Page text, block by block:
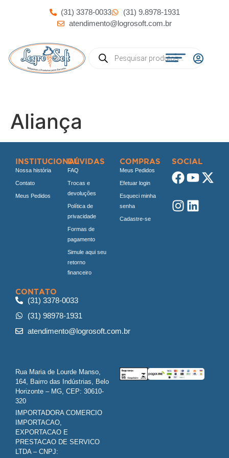
(31) 3378-0033
(31) 9.8978-1931
atendimento@logrosoft.com.br
Aliança
INSTITUCIONAL
Nossa história
Contato
Meus Pedidos
DÚVIDAS
FAQ
Trocas e
devoluções
Política de
privacidade
Formas de
pagamento
Simule aqui seu
retorno
financeiro
COMPRAS
Meus Pedidos
Efetuar login
Esqueci minha
senha
Cadastre-se
SOCIAL
CONTATO
(31) 3378-0033
(31) 98978-1931
atendimento@logrosoft.com.br
Rua Maria de Lourde Manso,
164, Bairro das Indústrias, Belo
Horizonte – MG, CEP: 30610-
320
IMPORTADORA COMERCIO
IMPORTACAO,
EXPORTACAO E
PRESTACAO DE SERVICO
LTDA – CNPJ: